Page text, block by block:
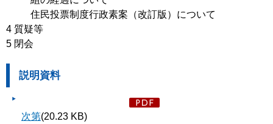
住民投票制度行政素案（改訂版）について
4 質疑等
5 閉会
説明資料
次第(20.23 KB)